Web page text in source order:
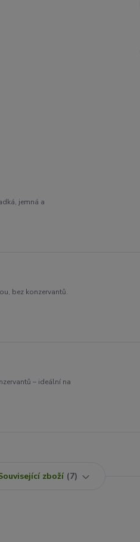
jemná a
bez konzervantů.
– ideální na
zboží 7